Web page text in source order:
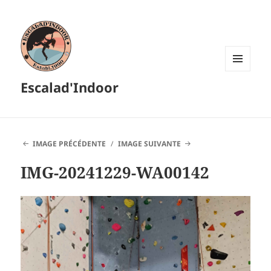
Escalad'Indoor
IMAGE PRÉCÉDENTE IMAGE SUIVANTE
IMG-20241229-WA00142